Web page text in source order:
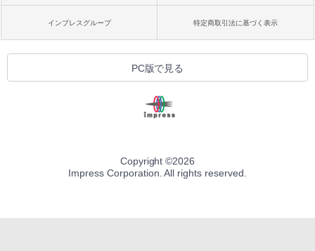
インプレスグループ 特定商取引法に基づく表示
PC版で見る
Copyright ©2026
Impress Corporation. All rights reserved.